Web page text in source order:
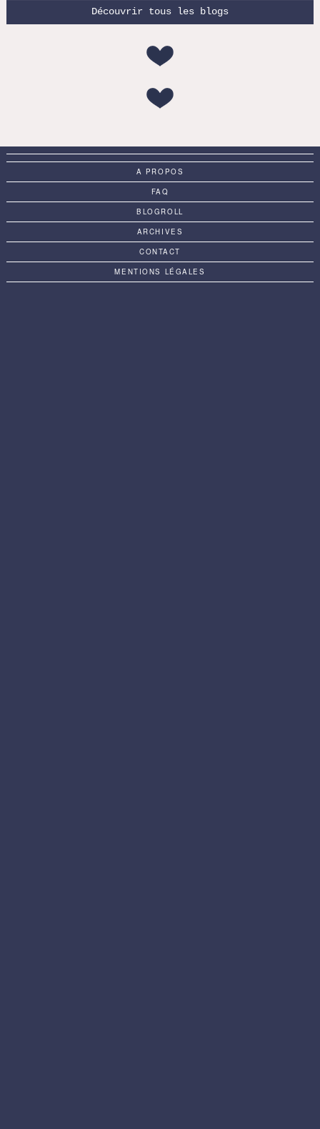
Découvrir tous les blogs
A PROPOS
FAQ
BLOGROLL
ARCHIVES
CONTACT
MENTIONS LÉGALES